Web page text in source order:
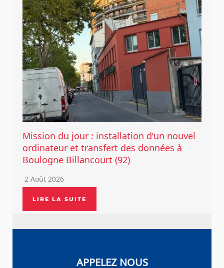
Mission du jour : installation d’un nouvel
ordinateur et transfert des données à
Boulogne Billancourt (92)
2 Août 2026
LIRE LA SUITE
APPELEZ NOUS